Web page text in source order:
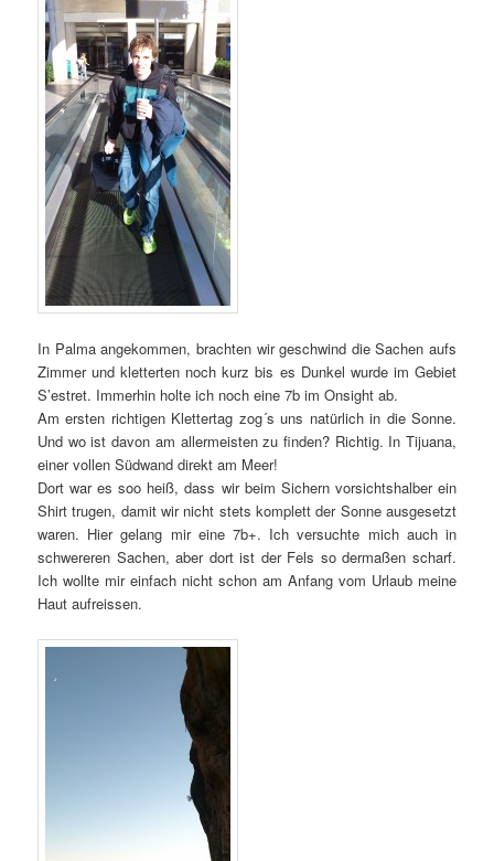
In Palma angekommen, brachten wir geschwind die Sachen aufs
Zimmer und kletterten noch kurz bis es Dunkel wurde im Gebiet
S’estret. Immerhin holte ich noch eine 7b im Onsight ab.
Am ersten richtigen Klettertag zog´s uns natürlich in die Sonne.
Und wo ist davon am allermeisten zu finden? Richtig. In Tijuana,
einer vollen Südwand direkt am Meer!
Dort war es soo heiß, dass wir beim Sichern vorsichtshalber ein
Shirt trugen, damit wir nicht stets komplett der Sonne ausgesetzt
waren. Hier gelang mir eine 7b+. Ich versuchte mich auch in
schwereren Sachen, aber dort ist der Fels so dermaßen scharf.
Ich wollte mir einfach nicht schon am Anfang vom Urlaub meine
Haut aufreissen.